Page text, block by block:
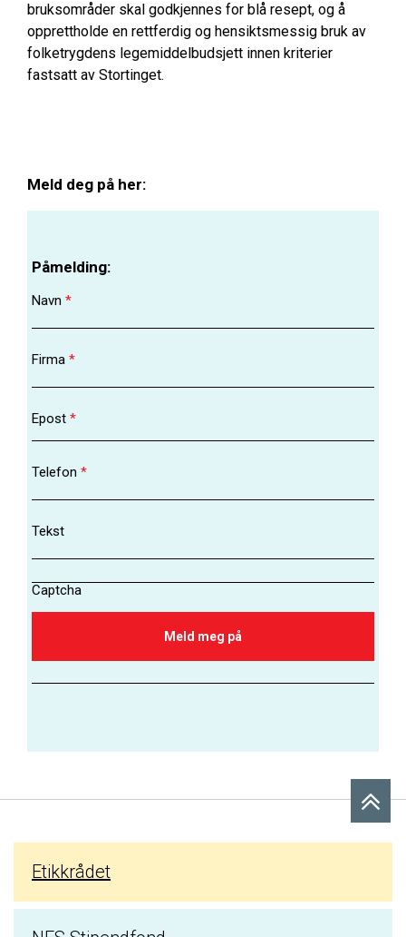
bruksområder skal godkjennes for blå resept, og å
opprettholde en rettferdig og hensiktsmessig bruk av
folketrygdens legemiddelbudsjett innen kriterier
fastsatt av Stortinget.
Meld deg på her:
Påmelding:
Navn *
Firma *
Epost *
Telefon *
Tekst
Captcha
Etikkrådet